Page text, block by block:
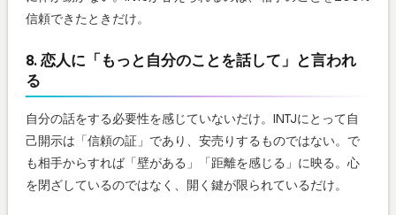
信頼できたときだけ。
8. 恋人に「もっと自分のことを話して」と言われ
る
自分の話をする必要性を感じていないだけ。INTJにとって自
己開示は「信頼の証」であり、安売りするものではない。で
も相手からすれば「壁がある」「距離を感じる」に映る。心
を閉ざしているのではなく、開く鍵が限られているだけ。